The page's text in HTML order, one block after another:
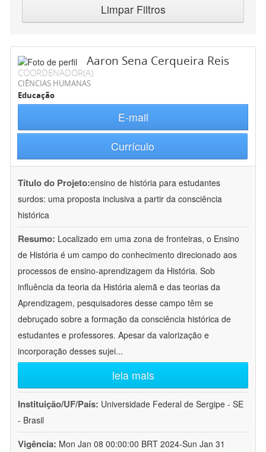
Limpar Filtros
Aaron Sena Cerqueira Reis
COORDENADOR(A)
CIÊNCIAS HUMANAS
Educação
E-mail
Currículo
Título do Projeto:ensino de história para estudantes
surdos: uma proposta inclusiva a partir da consciência
histórica
Resumo: Localizado em uma zona de fronteiras, o Ensino
de História é um campo do conhecimento direcionado aos
processos de ensino-aprendizagem da História. Sob
influência da teoria da História alemã e das teorias da
Aprendizagem, pesquisadores desse campo têm se
debruçado sobre a formação da consciência histórica de
estudantes e professores. Apesar da valorização e
incorporação desses sujei...
leia mais
Instituição/UF/País: Universidade Federal de Sergipe - SE
- Brasil
Vigência: Mon Jan 08 00:00:00 BRT 2024-Sun Jan 31